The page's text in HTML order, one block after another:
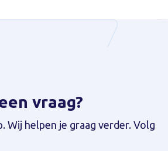
vraag?
Wij helpen je graag verder. Volg